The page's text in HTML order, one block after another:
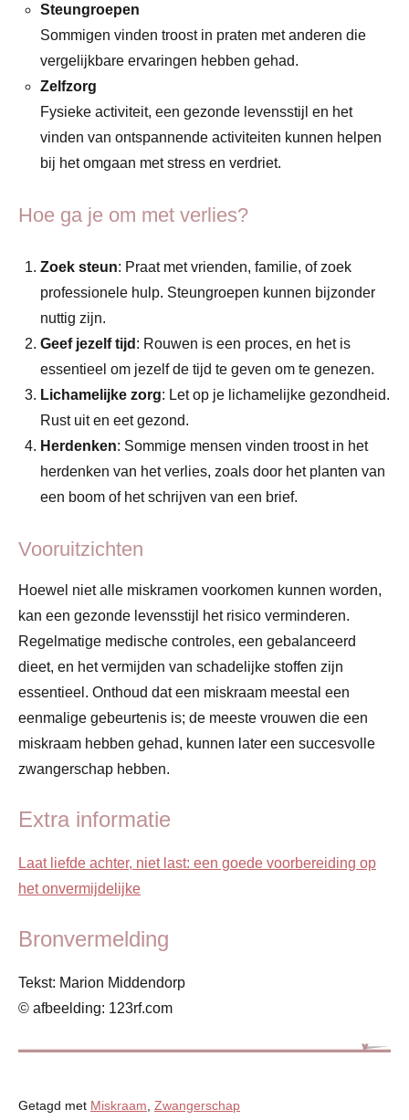
Steungroepen
Sommigen vinden troost in praten met anderen die
vergelijkbare ervaringen hebben gehad.
Zelfzorg
Fysieke activiteit, een gezonde levensstijl en het
vinden van ontspannende activiteiten kunnen helpen
bij het omgaan met stress en verdriet.
Hoe ga je om met verlies?
Zoek steun: Praat met vrienden, familie, of zoek
professionele hulp. Steungroepen kunnen bijzonder
nuttig zijn.
Geef jezelf tijd : Rouwen is een proces, en het is
essentieel om jezelf de tijd te geven om te genezen.
Lichamelijke zorg: Let op je lichamelijke gezondheid.
Rust uit en eet gezond.
Herdenken: Sommige mensen vinden troost in het
herdenken van het verlies, zoals door het planten van
een boom of het schrijven van een brief.
Vooruitzichten
Hoewel niet alle miskramen voorkomen kunnen worden,
kan een gezonde levensstijl het risico verminderen.
Regelmatige medische controles, een gebalanceerd
dieet, en het vermijden van schadelijke stoffen zijn
essentieel. Onthoud dat een miskraam meestal een
eenmalige gebeurtenis is; de meeste vrouwen die een
miskraam hebben gehad, kunnen later een succesvolle
zwangerschap hebben.
Extra informatie
Laat liefde achter, niet last: een goede voorbereiding op
het onvermijdelijke
Bronvermelding
Tekst: Marion Middendorp
© afbeelding: 123rf.com
Getagd met Miskraam Zwangerschap